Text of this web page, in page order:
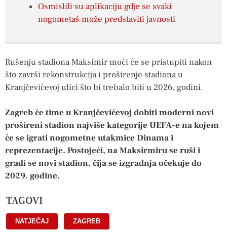
Osmislili su aplikaciju gdje se svaki
nogometaš može predstaviti javnosti
Rušenju stadiona Maksimir moći će se pristupiti nakon
što završi rekonstrukcija i proširenje stadiona u
Kranjčevićevoj ulici što bi trebalo biti u 2026. godini.
Zagreb će time u Kranjčevićevoj dobiti moderni novi
prošireni stadion najviše kategorije UEFA-e na kojem
će se igrati nogometne utakmice Dinama i
reprezentacije. Postojeći, na Maksirmiru se ruši i
gradi se novi stadion, čija se izgradnja očekuje do
2029. godine.
TAGOVI
NATJEČAJ ZAGREB